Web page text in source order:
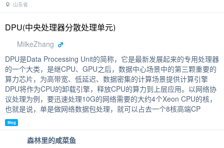
山东省
DPU(中央处理器分散处理单元)
MilkeZhang
DPU是Data Processing Unit的简称，它是最新发展起来的专用处理器
的一个大类，是继CPU、GPU之后，数据中心场景中的第三颗重要的
算力芯片，为高带宽、低延迟、数据密集的计算场景提供计算引擎
DPU将作为CPU的卸载引擎，释放CPU的算力到上层应用。以网络协
议处理为例，要迅速处理10G的网络需要的大约4个Xeon CPU的核，
也就是说，单是做网络数据包处理，就可以占去一个8核高端CP
Blog
森林里的咸菜鱼